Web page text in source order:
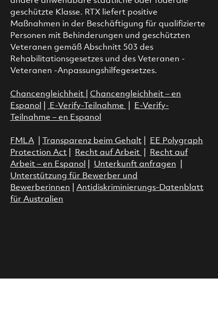
geschützte Klasse. RTX liefert positive
Maßnahmen in der Beschäftigung für qualifizierte
Personen mit Behinderungen und geschützten
Veteranen gemäß Abschnitt 503 des
Rehabilitationsgesetzes und des Veteranen -
Veteranen -Anpassungshilfegesetzes.
Chancengleichheit
Chancengleichheit – en
Espanol
E-Verify-Teilnahme
E-Verify-
Teilnahme – en Espanol
FMLA| Transparenz beim Gehalt|
EE Polygraph
Protection Act| Recht auf Arbeit
Recht auf
Arbeit – en Espanol
Unterkunft anfragen
Unterstützung für Bewerber und
Bewerberinnen
Antidiskriminierungs-Datenblatt
für Australien